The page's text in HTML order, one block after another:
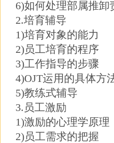
6)如何处理部属推
2.培育辅导
1)培育对象的能力
2)员工培育的程序
3)工作指导的步骤
4)OJT运用的具体方
5)教练式辅导
3.员工激励
1)激励的心理学原理
2)员工需求的把握